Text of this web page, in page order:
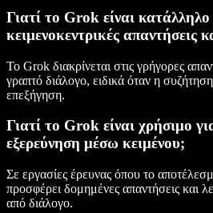
Γιατί το Grok είναι
κειμενοκεντρικές απαντήσεις
Το Grok διακρίνεται στις γρήγορες
γραπτό διάλογο, ειδικά όταν η
επεξήγηση.
Γιατί το Grok είναι χρήσιμο
εξερεύνηση μέσω κειμένου;
Σε εργασίες έρευνας όπου το
προσφέρει δομημένες απαντήσεις και
από διάλογο.